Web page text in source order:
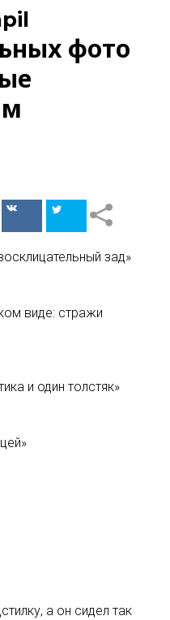
фото
Поделиться
зад»
виде: стражи
и один толстяк»
а он сидел так